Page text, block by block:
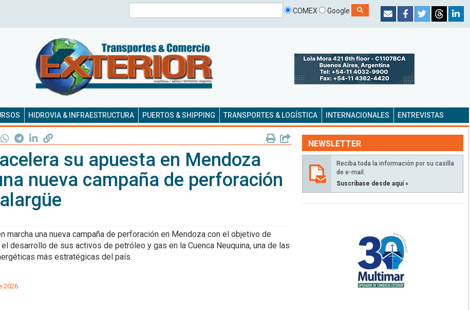
COMEX Google
HIDROVIA & INFRAESTRUCTURA PUERTOS & SHIPPING TRANSPORTES & LOGÍSTICA INTERNACIONALES ENTREVISTAS
su apuesta en Mendoza
nueva campaña de perforación
marcha una nueva campaña de perforación en Mendoza con el objetivo de
desarrollo de sus activos de petróleo y gas en la Cuenca Neuquina, una de las
más estratégicas del país.
2026
NEWSLETTER
Reciba toda la información por su casilla
de e-mail.
Suscríbase desde aquí »